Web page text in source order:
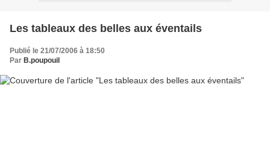
Les tableaux des belles aux éventails
Publié le 21/07/2006 à 18:50
Par B.poupouil